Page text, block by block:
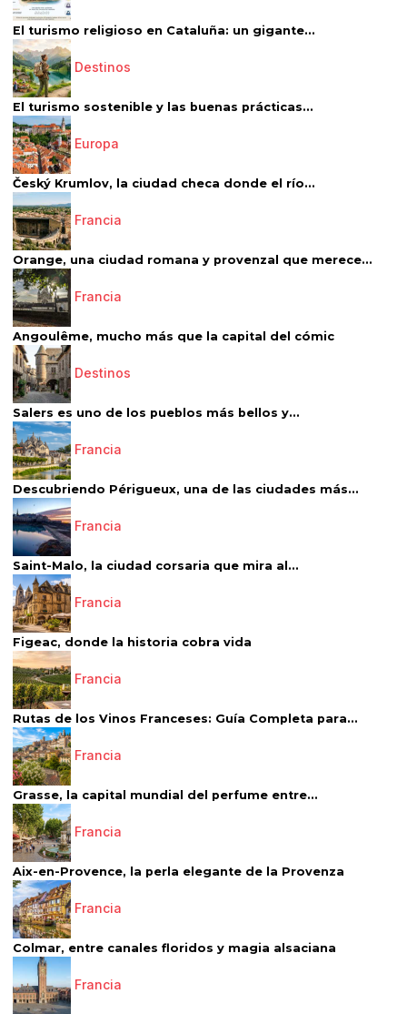
El turismo religioso en Cataluña: un gigante...
Destinos
El turismo sostenible y las buenas prácticas...
Europa
Český Krumlov, la ciudad checa donde el río...
Francia
Orange, una ciudad romana y provenzal que merece...
Francia
Angoulême, mucho más que la capital del cómic
Destinos
Salers es uno de los pueblos más bellos y...
Francia
Descubriendo Périgueux, una de las ciudades más...
Francia
Saint-Malo, la ciudad corsaria que mira al...
Francia
Figeac, donde la historia cobra vida
Francia
Rutas de los Vinos Franceses: Guía Completa para...
Francia
Grasse, la capital mundial del perfume entre...
Francia
Aix-en-Provence, la perla elegante de la Provenza
Francia
Colmar, entre canales floridos y magia alsaciana
Francia